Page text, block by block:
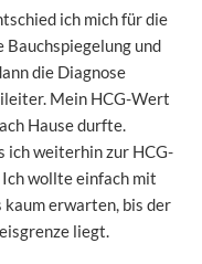
ich mich für die
Bauchspiegelung und
die Diagnose
Mein HCG-Wert
Hause durfte.
ich weiterhin zur HCG-
wollte einfach mit
kaum erwarten, bis der
liegt.